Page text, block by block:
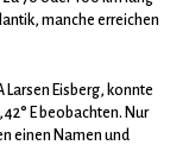
manche erreichen
Larsen Eisberg, konnte
E beobachten. Nur
einen Namen und